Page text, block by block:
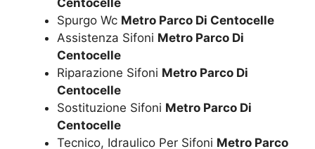
Spurgo Wc Metro Parco Di Centocelle
Assistenza Sifoni Metro Parco Di
Centocelle
Riparazione Sifoni Metro Parco Di
Centocelle
Sostituzione Sifoni Metro Parco Di
Centocelle
Tecnico, Idraulico Per Sifoni Metro Parco